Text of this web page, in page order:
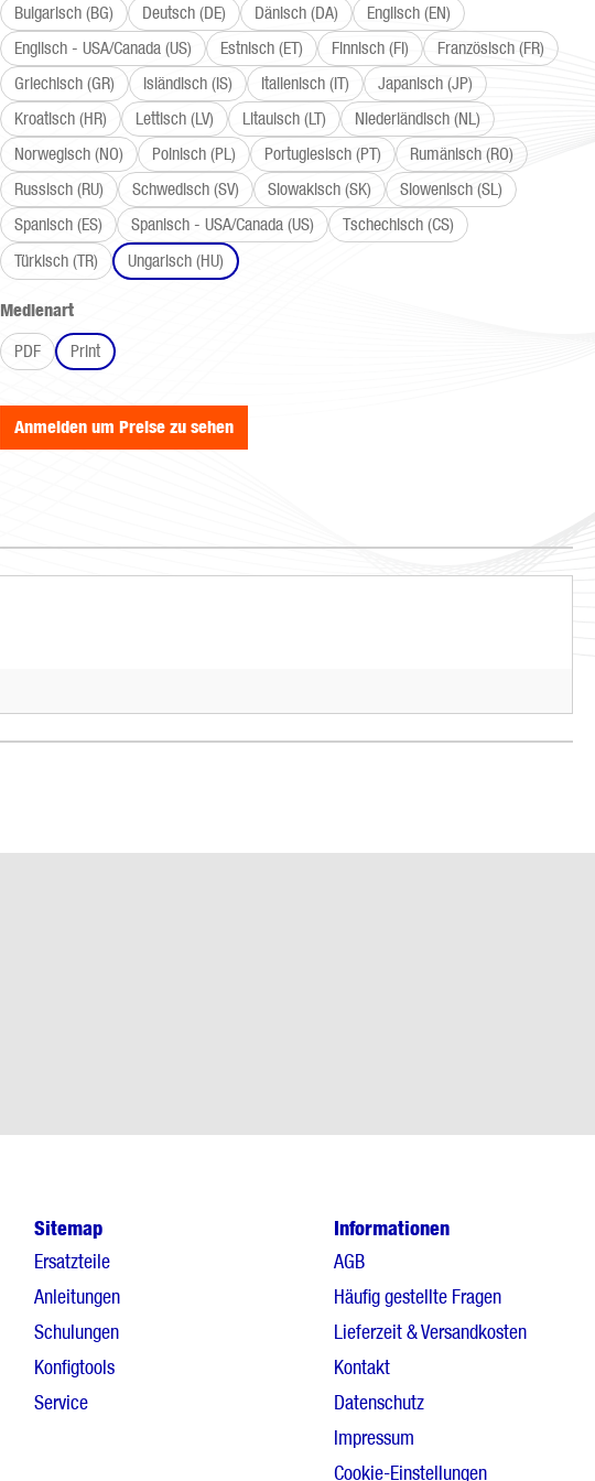
Bulgarisch (BG)
Deutsch (DE) Dänisch (DA)
Englisch (EN)
Englisch - USA/Canada (US)
Estnisch (ET) Finnisch (FI)
Französisch (FR)
Griechisch (GR)
Isländisch (IS) Italienisch (IT)
Japanisch (JP)
Kroatisch (HR)
Lettisch (LV) Litauisch (LT)
Niederländisch (NL)
Norwegisch (NO)
Polnisch (PL) Portugiesisch (PT)
Rumänisch (RO)
Russisch (RU)
Schwedisch (SV) Slowakisch (SK)
Slowenisch (SL)
Spanisch (ES)
Spanisch - USA/Canada (US)
Tschechisch (CS)
Türkisch (TR)
Ungarisch (HU)
Medienartauswählen
PDF
Print
Anmelden um Preise zu sehen
Sitemap
Ersatzteile
Anleitungen
Schulungen
Konfigtools
Service
Informationen
AGB
Häufig gestellte Fragen
Lieferzeit & Versandkosten
Kontakt
Datenschutz
Impressum
Cookie-Einstellungen